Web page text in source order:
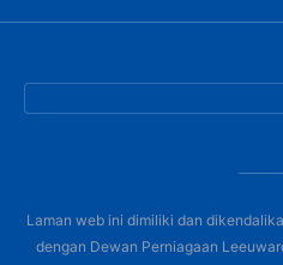
Laman web ini dimiliki dan
dengan Dewan Perniagaan